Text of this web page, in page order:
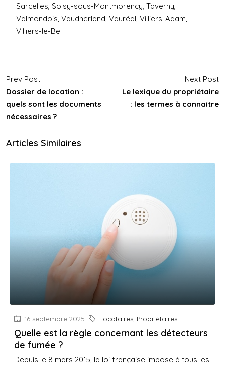
Sarcelles, Soisy-sous-Montmorency, Taverny,
Valmondois, Vaudherland, Vauréal, Villiers-Adam,
Villiers-le-Bel
Prev Post
Dossier de location :
quels sont les documents
nécessaires ?
Next Post
Le lexique du propriétaire
: les termes à connaitre
Articles Similaires
16 septembre 2025 Locataires Propriétaires
Quelle est la règle concernant les détecteurs
de fumée ?
Depuis le 8 mars 2015, la loi française impose à tous les